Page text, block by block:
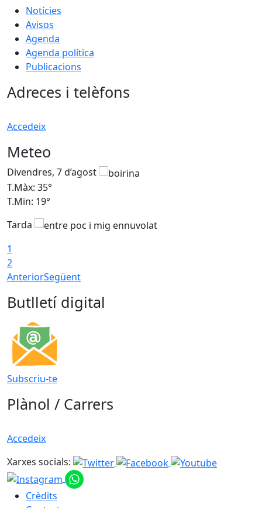
Notícies
Avisos
Agenda
Agenda política
Publicacions
Adreces i telèfons
Accedeix
Meteo
Divendres, 7 d’agost
T.Màx: 35°
T.Min: 19°
Tarda
1
2
AnteriorSegüent
Butlletí digital
Subscriu-te
Plànol / Carrers
Accedeix
Xarxes socials:
Crèdits